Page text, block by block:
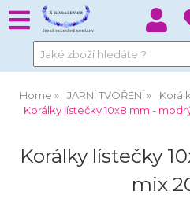
Home JARNÍ TVOŘENÍ
Korálky lístečky 10x8 mm -
Korálky lístečky
mix